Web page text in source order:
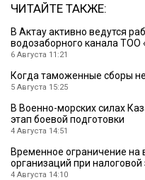
ЧИТАЙТЕ ТАКЖЕ:
В Актау активно ведутся
водозаборного канала
6 Августа 11:21
Когда таможенные сборы
5 Августа 15:25
В Военно-морских силах
этап боевой подготовки
4 Августа 14:51
Временное ограничение на
организаций при
4 Августа 14:10